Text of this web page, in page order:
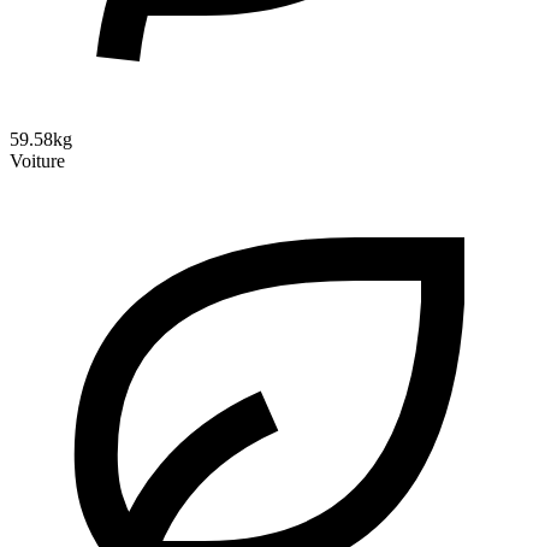
59.58kg
Voiture